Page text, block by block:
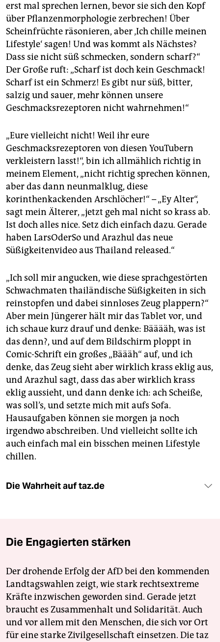
erst mal sprechen lernen, bevor sie sich den Kopf
über Pflanzenmorphologie zerbrechen! Über
Scheinfrüchte räsonieren, aber ‚Ich chille meinen
Lifestyle‘ sagen! Und was kommt als Nächstes?
Dass sie nicht süß schmecken, sondern scharf?“
Der Große ruft: „Scharf ist doch kein Geschmack!
Scharf ist ein Schmerz! Es gibt nur süß, bitter,
salzig und sauer, mehr können unsere
Geschmacksrezeptoren nicht wahrnehmen!“
„Eure vielleicht nicht! Weil ihr eure
Geschmacksrezeptoren von diesen YouTubern
verkleistern lasst!“, bin ich allmählich richtig in
meinem Element, „nicht richtig sprechen können,
aber das dann neunmalklug, diese
korinthenkackenden Arschlöcher!“ – „Ey Alter“,
sagt mein Älterer, „jetzt geh mal nicht so krass ab.
Ist doch alles nice. Setz dich einfach dazu. Gerade
haben LarsOderSo und Arazhul das neue
Süßigkeitenvideo aus Thailand released.“
„Ich soll mir angucken, wie diese sprachgestörten
Schwachmaten thailändische Süßigkeiten in sich
reinstopfen und dabei sinnloses Zeug plappern?“
Aber mein Jüngerer hält mir das Tablet vor, und
ich schaue kurz drauf und denke: Bääääh, was ist
das denn?, und auf dem Bildschirm ploppt in
Comic-Schrift ein großes „Bäääh“ auf, und ich
denke, das Zeug sieht aber wirklich krass eklig aus,
und Arazhul sagt, dass das aber wirklich krass
eklig aussieht, und dann denke ich: ach Scheiße,
was soll’s, und setzte mich mit aufs Sofa.
Hausaufgaben können sie morgen ja noch
irgendwo abschreiben. Und vielleicht sollte ich
auch einfach mal ein bisschen meinen Lifestyle
chillen.
Die Wahrheit auf taz.de
Die Engagierten stärken
Der drohende Erfolg der AfD bei den kommenden
Landtagswahlen zeigt, wie stark rechtsextreme
Kräfte inzwischen geworden sind. Gerade jetzt
braucht es Zusammenhalt und Solidarität. Auch
und vor allem mit den Menschen, die sich vor Ort
für eine starke Zivilgesellschaft einsetzen. Die taz